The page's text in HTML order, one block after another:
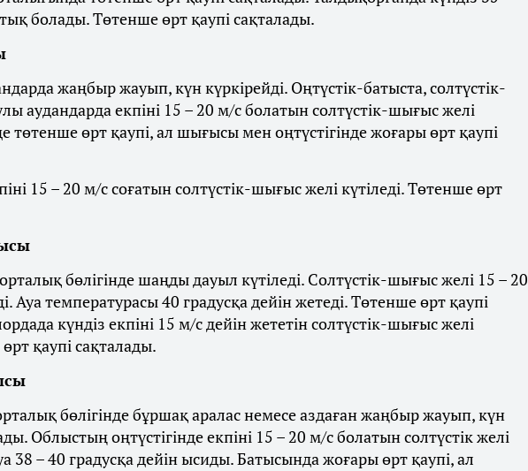
болады. Төтенше өрт қаупі сақталады.
жаңбыр жауып, күн күркірейді. Оңтүстік-батыста, солтүстік-
аудандарда екпіні 15 – 20 м/с болатын солтүстік-шығыс желі
төтенше өрт қаупі, ал шығысы мен оңтүстігінде жоғары өрт қаупі
15 – 20 м/с соғатын солтүстік-шығыс желі күтіледі. Төтенше өрт
бөлігінде шаңды дауыл күтіледі. Солтүстік-шығыс желі 15 – 20
Ауа температурасы 40 градусқа дейін жетеді. Төтенше өрт қаупі
күндіз екпіні 15 м/с дейін жететін солтүстік-шығыс желі
қаупі сақталады.
бөлігінде бұршақ аралас немесе аздаған жаңбыр жауып, күн
Облыстың оңтүстігінде екпіні 15 – 20 м/с болатын солтүстік желі
38 – 40 градусқа дейін ысиды. Батысында жоғары өрт қаупі, ал